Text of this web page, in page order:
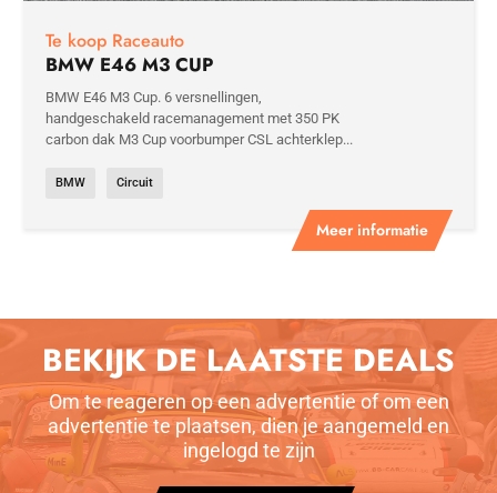
Meer informatie
Te koop Raceauto
BMW E46 M3 CUP
BMW E46 M3 Cup. 6 versnellingen,
handgeschakeld racemanagement met 350 PK
carbon dak M3 Cup voorbumper CSL achterklep...
BMW Circuit
BEKIJK DE LAATSTE DEALS
Om te reageren op een advertentie of om een
advertentie te plaatsen, dien je aangemeld en
ingelogd te zijn